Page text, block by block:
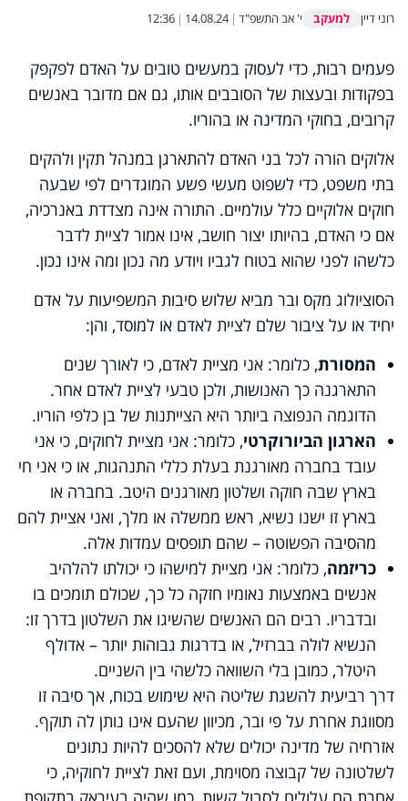
רוני דיין למעקב י' אב התשפ"ד |
14.08.24
|
12:36
פעמים רבות, כדי לעסוק במעשים טובים על האדם לפקפק
בפקודות ובעצות של הסובבים אותו, גם אם מדובר באנשים
קרובים, בחוקי המדינה או בהוריו.
אלוקים הורה לכל בני האדם להתארגן במנהל תקין ולהקים
בתי משפט, כדי לשפוט מעשי פשע המוגדרים לפי שבעה
חוקים אלוקיים כלל עולמיים. התורה אינה מצדדת באנרכיה,
אם כי האדם, בהיותו יצור חושב, אינו אמור לציית לדבר
כלשהו לפני שהוא בטוח לגביו ויודע מה נכון ומה אינו נכון.
הסוציולוג מקס ובר מביא שלוש סיבות המשפיעות על אדם
יחיד או על ציבור שלם לציית לאדם או למוסד, והן:
המסורת, כלומר: אני מציית לאדם, כי לאורך שנים
התארגנה כך האנושות, ולכן טבעי לציית לאדם אחר.
הדוגמה הנפוצה ביותר היא הצייתנות של בן כלפי הוריו.
הארגון הביורוקרטי, כלומר: אני מציית לחוקים, כי אני
עובד בחברה מאורגנת בעלת כללי התנהגות, או כי אני חי
בארץ שבה חוקה ושלטון מאורגנים היטב. בחברה או
בארץ זו ישנו נשיא, ראש ממשלה או מלך, ואני אציית להם
מהסיבה הפשוטה – שהם תופסים עמדות אלה.
כריזמה, כלומר: אני מציית למישהו כי יכולתו להלהיב
אנשים באמצעות נאומיו חזקה כל כך, שכולם תומכים בו
ובדבריו. רבים הם האנשים שהשיגו את השלטון בדרך זו:
הנשיא לולה בברזיל, או בדרגות גבוהות יותר – אדולף
היטלר, כמובן בלי השוואה כלשהי בין השניים.
דרך רביעית להשגת שליטה היא שימוש בכוח, אך סיבה זו
מסווגת אחרת על פי ובר, מכיוון שהעם אינו נותן לה תוקף.
אזרחיה של מדינה יכולים שלא להסכים להיות נתונים
לשלטונה של קבוצה מסוימת, ועם זאת לציית לחוקיה, כי